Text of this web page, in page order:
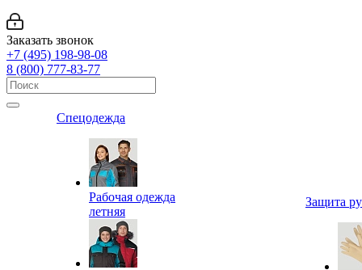
Заказать звонок
+7 (495) 198-98-08
8 (800) 777-83-77
Спецодежда
Рабочая одежда
летняя
Защита